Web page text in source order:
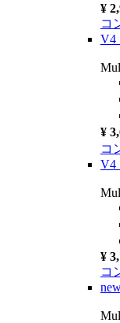
¥
コ
V4
¥
コ
V4
¥
コ